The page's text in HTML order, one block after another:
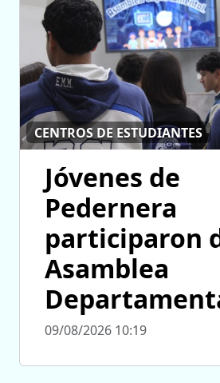
CENTROS DE ESTUDIANTES
Jóvenes de
Pedernera
participaron
Asamblea
09/08/2026 10:19